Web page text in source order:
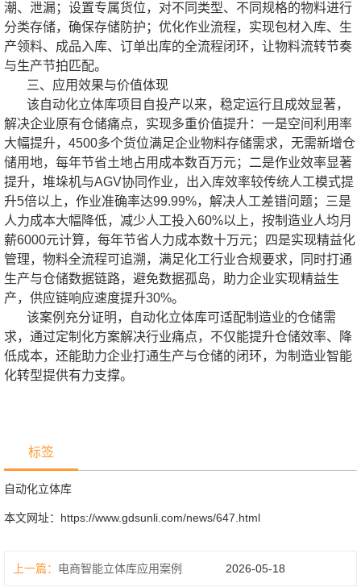
潮、泄漏；设置专属货位，对不同类型、不同规格的物料进行
分类存储，确保存储防护；优化作业流程，实现包材入库、生
产领料、成品入库、订单出库的全流程闭环，让物料流转节奏
与生产节拍匹配。
三、应用效果与价值体现
该自动化立体库项目自投产以来，稳定运行且成效显著，
解决企业原有仓储痛点，实现多重价值提升：一是空间利用率
大幅提升，4500多个货位满足企业物料存储需求，无需新增仓
储用地，每年节省土地占用成本数百万元；二是作业效率显著
提升，堆垛机与AGV协同作业，出入库效率较传统人工模式提
升5倍以上，作业准确率达99.99%，解决人工差错问题；三是
人力成本大幅降低，减少人工投入60%以上，按制造业人均月
薪6000元计算，每年节省人力成本数十万元；四是实现精益化
管理，物料全流程可追溯，满足化工行业合规要求，同时打通
生产与仓储数据链路，避免数据孤岛，助力企业实现精益生
产，供应链响应速度提升30%。
该案例充分证明，自动化立体库可适配制造业的仓储需
求，通过定制化方案解决行业痛点，不仅能提升仓储效率、降
低成本，还能助力企业打通生产与仓储的闭环，为制造业智能
化转型提供有力支撑。
标签
自动化立体库
本文网址： https://www.gdsunli.com/news/647.html
上一篇： 电商智能立体库应用案例 2026-05-18